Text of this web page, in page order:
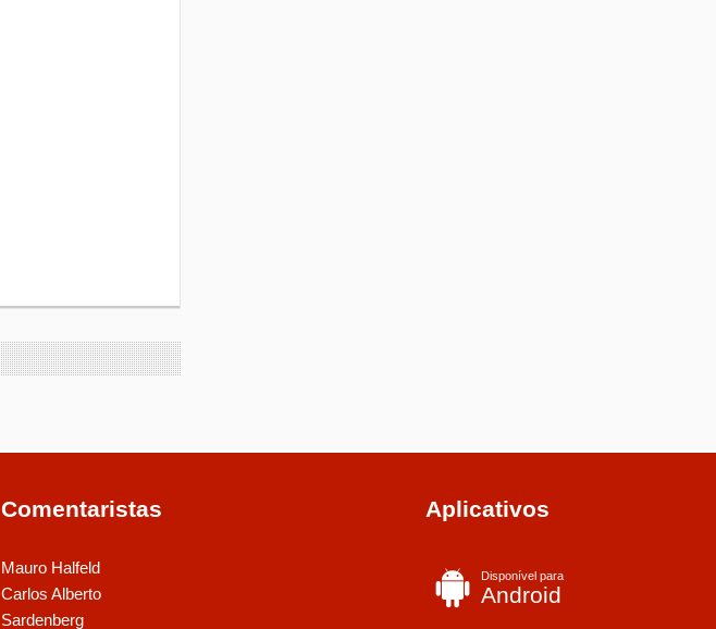
Comentaristas
Mauro Halfeld
Carlos Alberto
Sardenberg
Aplicativos
Disponível para
Android